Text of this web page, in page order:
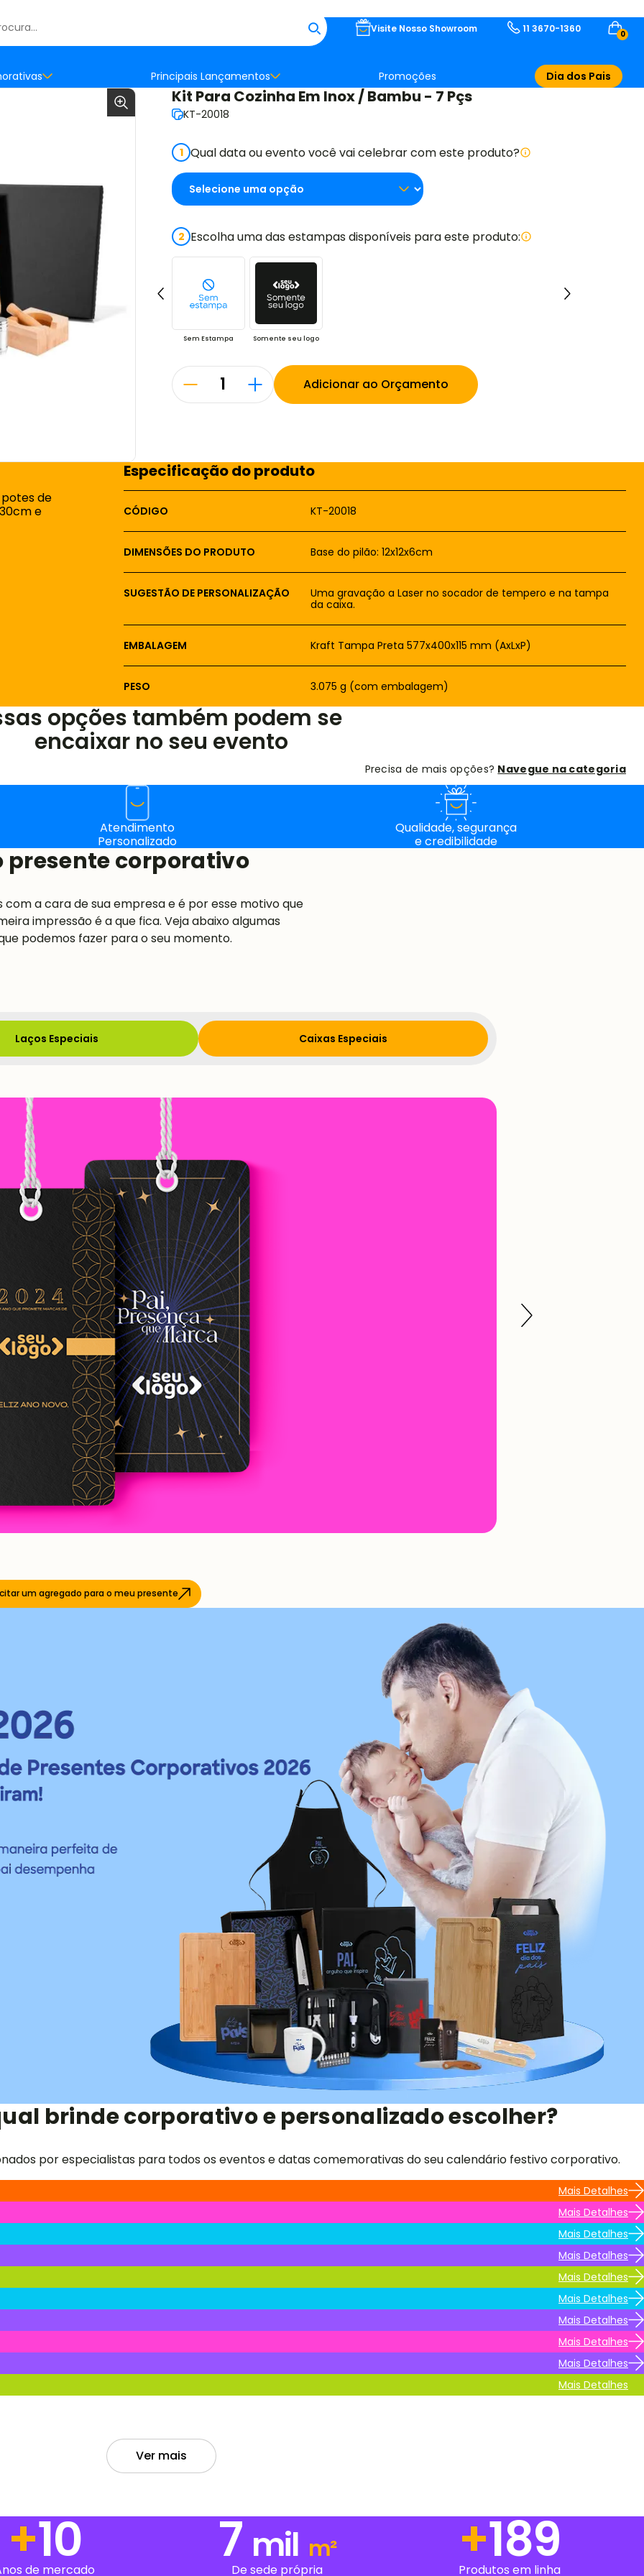
Visite Nosso Showroom 11 3670-1360 0
Dia dos Pais
Kit Para Cozinha Em Inox / Bambu - 7 Pçs
KT-20018
1
2 Escolha uma das estampas disponíveis para este produto:
Sem Estampa Somente seu logo
Adicionar ao Orçamento
de
e
Especificação do produto
CÓDIGO
DIMENSÕES DO PRODUTO
SUGESTÃO DE PERSONALIZAÇÃO
da caixa.
Kraft Tampa Preta 577x400x115 mm (AxLxP)
3.075 g (com embalagem)
opções também podem se
encaixar no seu evento
Atendimento
Personalizado
Qualidade, segurança
e credibilidade
presente corporativo
a cara de sua empresa e é por esse motivo que
impressão é a que fica. Veja abaixo algumas
podemos fazer para o seu momento.
Laços Especiais Caixas Especiais
brinde corporativo e personalizado escolher?
por especialistas para todos os eventos e datas comemorativas do seu calendário festivo corporativo.
Mais Detalhes
Mais Detalhes
Mais Detalhes
Mais Detalhes
Mais Detalhes
Mais Detalhes
Mais Detalhes
Mais Detalhes
Mais Detalhes
Mais Detalhes
Ver mais
+14
de mercado 7 mil m²
De sede própria +241
Produtos em linha